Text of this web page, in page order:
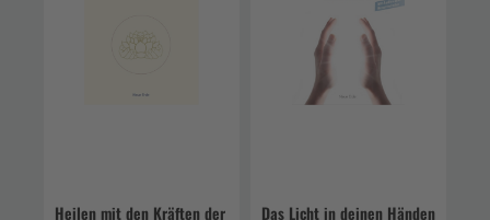
Heilen mit den Kräften der
Das Licht in deinen Händen